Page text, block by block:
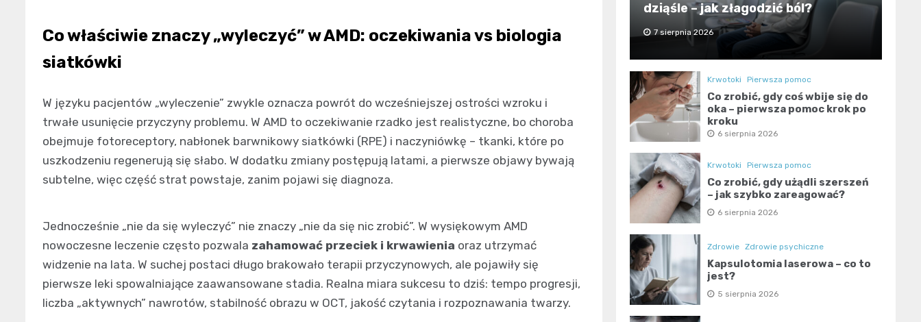
Co właściwie znaczy „wyleczyć” w AMD: oczekiwania vs biologia
siatkówki
W języku pacjentów „wyleczenie” zwykle oznacza powrót do wcześniejszej ostrości wzroku i
trwałe usunięcie przyczyny problemu. W AMD to oczekiwanie rzadko jest realistyczne, bo choroba
obejmuje fotoreceptory, nabłonek barwnikowy siatkówki (RPE) i naczyniówkę – tkanki, które po
uszkodzeniu regenerują się słabo. W dodatku zmiany postępują latami, a pierwsze objawy bywają
subtelne, więc część strat powstaje, zanim pojawi się diagnoza.
Jednocześnie „nie da się wyleczyć” nie znaczy „nie da się nic zrobić”. W wysiękowym AMD
nowoczesne leczenie często pozwala zahamować przeciek i krwawienia oraz utrzymać
widzenie na lata. W suchej postaci długo brakowało terapii przyczynowych, ale pojawiły się
pierwsze leki spowalniające zaawansowane stadia. Realna miara sukcesu to dziś: tempo progresji,
liczba „aktywnych” nawrotów, stabilność obrazu w OCT, jakość czytania i rozpoznawania twarzy.
dziąśle – jak złagodzić ból?
7 sierpnia 2026
Krwotoki Pierwsza pomoc
Co zrobić, gdy coś wbije się do
oka – pierwsza pomoc krok po
kroku
6 sierpnia 2026
Krwotoki Pierwsza pomoc
Co zrobić, gdy użądli szerszeń
– jak szybko zareagować?
6 sierpnia 2026
Zdrowie Zdrowie psychiczne
Kapsulotomia laserowa – co to
jest?
5 sierpnia 2026